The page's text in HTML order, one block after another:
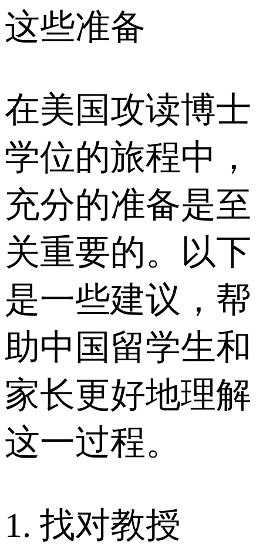
这些准备
在美国攻读博士
学位的旅程中，
充分的准备是至
关重要的。以下
是一些建议，帮
助中国留学生和
家长更好地理解
这一过程。
1. 找对教授